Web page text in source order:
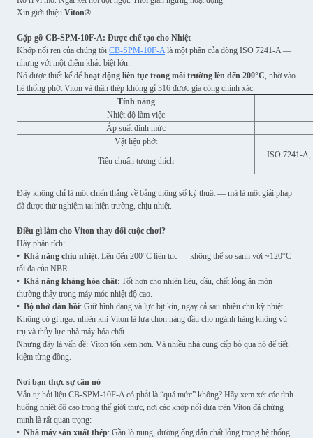
Xin giới thiệu Viton®.
Gặp gỡ CB-SPM-10F-A: Được chế tạo cho Nhiệt
Khớp nối ren của chúng tôi CB-SPM-10F-Alà một phần của dòng ISO 7241-A —
nhưng với một điểm khác biệt lớn:
Nó được thiết kế để hoạt động liên tục trong môi trường lên đến 200°C, nhờ vào
hệ thống phớt Viton và thân thép không gỉ 316 được gia công chính xác.
Tính năng
Nhiệt độ làm việc
Áp suất định mức
Vật liệu phớt
Tiêu chuẩn tương thích
ISO 7241-A,
Đây không chỉ là một chiến thắng về bảng thông số kỹ thuật — mà là một giải pháp
đã được thử nghiệm tại hiện trường, chịu nhiệt.
Điều gì làm cho Viton thay đổi cuộc chơi?
Hãy phân tích:
• Khả năng chịu nhiệt: Lên đến 200°C liên tục — không thể so sánh với ~120°C
tối đa của NBR.
• Khả năng kháng hóa chất: Tốt hơn cho nhiên liệu, dầu, chất lỏng ăn mòn
thường thấy trong máy móc nhiệt độ cao.
• Bộ nhớ đàn hồi: Giữ hình dạng và lực bịt kín, ngay cả sau nhiều chu kỳ nhiệt.
Không có gì ngạc nhiên khi Viton là lựa chọn hàng đầu cho ngành hàng không vũ
trụ và thủy lực nhà máy hóa chất.
Nhưng đây là vấn đề: Viton tốn kém hơn. Và nhiều nhà cung cấp bỏ qua nó để tiết
kiệm từng đồng.
Nơi bạn thực sự cần nó
Vẫn tự hỏi liệu CB-SPM-10F-A có phải là “quá mức” không? Hãy xem xét các tình
huống nhiệt độ cao trong thế giới thực, nơi các khớp nối dựa trên Viton đã chứng
minh là rất quan trọng:
• Nhà máy sản xuất thép: Gần lò nung, đường ống dẫn chất lỏng trong hệ thống